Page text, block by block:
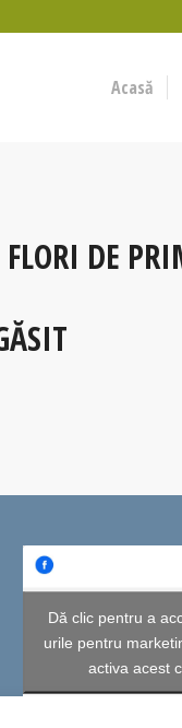
Acasă
FLORI DE
Dă clic pentru a
urile pentru
activa acest